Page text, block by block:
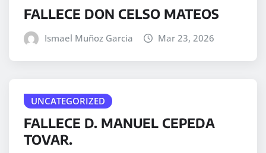
FALLECE DON CELSO MATEOS
Ismael Muñoz Garcia Mar 23, 2026
UNCATEGORIZED
FALLECE D. MANUEL CEPEDA
TOVAR.